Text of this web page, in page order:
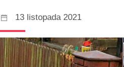
13 listopada 2021